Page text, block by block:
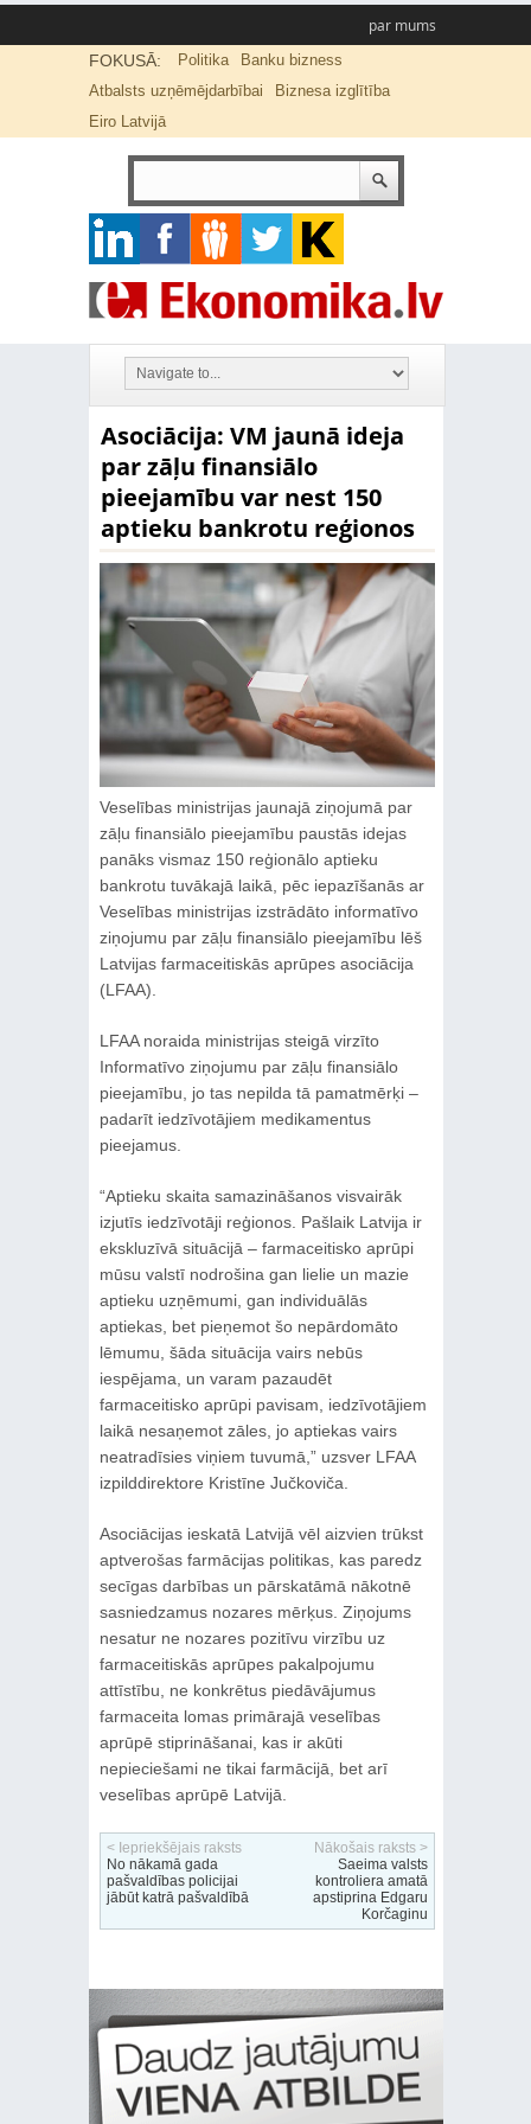
par mums
FOKUSĀ: Politika
Banku bizness
Atbalsts uzņēmējdarbībai
Biznesa izglītība
Eiro Latvijā
Asociācija: VM jaunā ideja
par zāļu finansiālo
pieejamību var nest 150
aptieku bankrotu reģionos
Veselības ministrijas jaunajā ziņojumā par
zāļu finansiālo pieejamību paustās idejas
panāks vismaz 150 reģionālo aptieku
bankrotu tuvākajā laikā, pēc iepazīšanās ar
Veselības ministrijas izstrādāto informatīvo
ziņojumu par zāļu finansiālo pieejamību lēš
Latvijas farmaceitiskās aprūpes asociācija
(LFAA).
LFAA noraida ministrijas steigā virzīto
Informatīvo ziņojumu par zāļu finansiālo
pieejamību, jo tas nepilda tā pamatmērķi –
padarīt iedzīvotājiem medikamentus
pieejamus.
“Aptieku skaita samazināšanos visvairāk
izjutīs iedzīvotāji reģionos. Pašlaik Latvija ir
ekskluzīvā situācijā – farmaceitisko aprūpi
mūsu valstī nodrošina gan lielie un mazie
aptieku uzņēmumi, gan individuālās
aptiekas, bet pieņemot šo nepārdomāto
lēmumu, šāda situācija vairs nebūs
iespējama, un varam pazaudēt
farmaceitisko aprūpi pavisam, iedzīvotājiem
laikā nesaņemot zāles, jo aptiekas vairs
neatradīsies viņiem tuvumā,” uzsver LFAA
izpilddirektore Kristīne Jučkoviča.
Asociācijas ieskatā Latvijā vēl aizvien trūkst
aptverošas farmācijas politikas, kas paredz
secīgas darbības un pārskatāmā nākotnē
sasniedzamus nozares mērķus. Ziņojums
nesatur ne nozares pozitīvu virzību uz
farmaceitiskās aprūpes pakalpojumu
attīstību, ne konkrētus piedāvājumus
farmaceita lomas primārajā veselības
aprūpē stiprināšanai, kas ir akūti
nepieciešami ne tikai farmācijā, bet arī
veselības aprūpē Latvijā.
< Iepriekšējais raksts
No nākamā gada
pašvaldības policijai
jābūt katrā pašvaldībā
Nākošais raksts >
Saeima valsts
kontroliera amatā
apstiprina Edgaru
Korčaginu